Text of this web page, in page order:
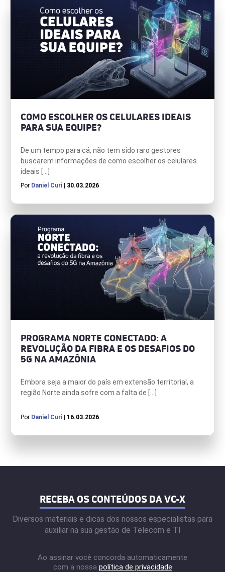
COMO ESCOLHER OS CELULARES IDEAIS
PARA SUA EQUIPE?
De um tempo para cá, não tem sido raro gestores
buscarem informações de como escolher os celulares
ideais […]
Por Daniel Curi | 30.03.2026
PROGRAMA NORTE CONECTADO: A
REVOLUÇÃO DA FIBRA E OS DESAFIOS DO
5G NA AMAZÔNIA
Embora seja a maior do país em extensão territorial, a
região Norte ainda sofre com a falta de […]
Por Daniel Curi | 16.03.2026
RECEBA OS CONTEÚDOS DA VC-X
Diversos materiais e dicas dos nossos especialistas para
auxiliar na sua gestão de Telecom e TI
Ao assinar você concorda automaticamente
com a nossa política de privacidade